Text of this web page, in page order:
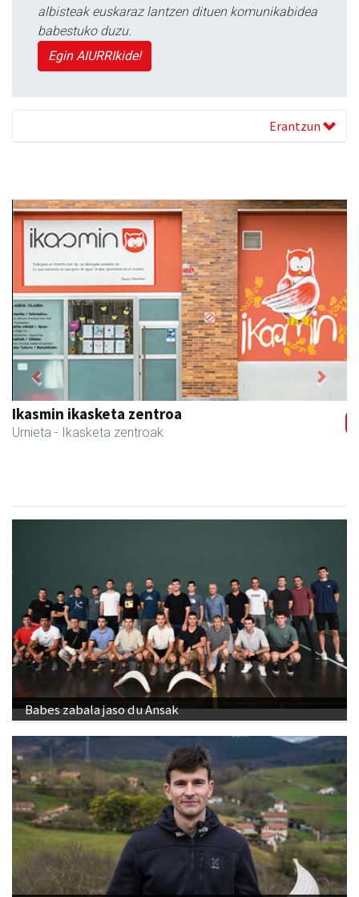
albisteak euskaraz lantzen dituen komunikabidea
babestuko duzu.
Egin AIURRIkide!
Erantzun
Urnietako AEK euskaltegia
Urnieta - Euskaltegiak
Previous Next
Babes zabala jaso du Ansak